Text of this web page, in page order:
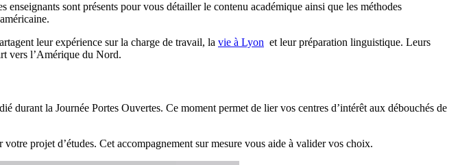
sont présents pour vous détailler le contenu académique ainsi que les méthodes
leur expérience sur la charge de travail, la vie à Lyon et leur préparation linguistique. Leurs
vers l’Amérique du Nord.
la Journée Portes Ouvertes. Ce moment permet de lier vos centres d’intérêt aux débouchés de
projet d’études. Cet accompagnement sur mesure vous aide à valider vos choix.